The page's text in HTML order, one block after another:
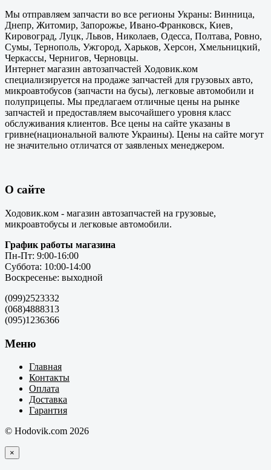
Мы отправляем запчасти во все регионы Украны: Винница,
Днепр, Житомир, Запорожье, Ивано-Франковск, Киев,
Кировоград, Луцк, Львов, Николаев, Одесса, Полтава, Ровно,
Сумы, Тернополь, Ужгород, Харьков, Херсон, Хмельницкий,
Черкассы, Чернигов, Черновцы.
Интернет магазин автозапчастей Ходовик.ком
специализируется на продаже запчастей для грузовых авто,
микроавтобусов (запчасти на бусы), легковые автомобили и
полуприцепы. Мы предлагаем отличные цены на рынке
запчастей и предоставляем высочайшего уровня класс
обслуживания клиентов. Все цены на сайте указаны в
гривне(национальной валюте Украины). Цены на сайте могут
не значительно отличатся от заявленых менеджером.
О сайте
Ходовик.ком - магазин автозапчастей на грузовые,
микроавтобусы и легковые автомобили.
График работы магазина
Пн-Пт: 9:00-16:00
Суббота: 10:00-14:00
Воскресенье: выходной
(099)2523332
(068)4888313
(095)1236366
Меню
Главная
Контакты
Оплата
Доставка
Гарантия
© Hodovik.com 2026
×